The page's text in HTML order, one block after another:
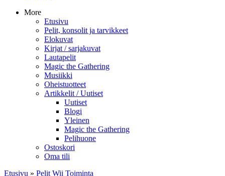
More
Etusivu
Pelit, konsolit ja tarvikkeet
Elokuvat
Kirjat / sarjakuvat
Lautapelit
Magic the Gathering
Musiikki
Oheistuotteet
Artikkelit / Uutiset
Uutiset
Blogi
Yleinen
Magic the Gathering
Pelihuone
Ostoskori
Oma tili
Etusivu » Pelit Wii Toiminta